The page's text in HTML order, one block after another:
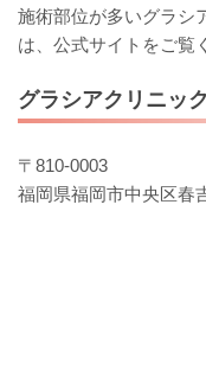
施術部位が多いグラシ
は、公式サイトをご覧
グラシアクリニッ
〒810-0003
福岡県福岡市中央区春